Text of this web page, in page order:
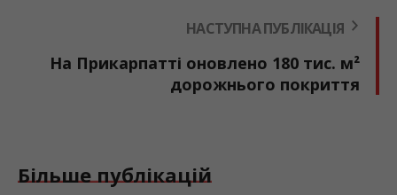
НАСТУПНА ПУБЛІКАЦІЯ
На Прикарпатті оновлено 180 тис. м²
дорожнього покриття
Більше публікацій